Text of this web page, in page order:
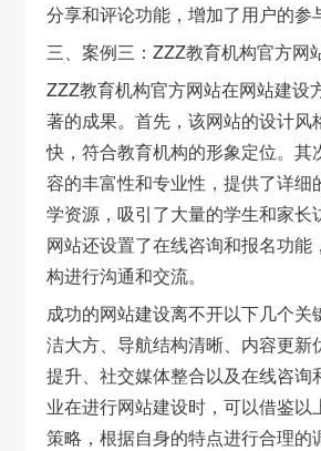
分享和评论功能，增加了用户的参
三、案例三：ZZZ教育机构官方网
ZZZ教育机构官方网站在网站建设
著的成果。首先，该网站的设计风
快，符合教育机构的形象定位。其
容的丰富性和专业性，提供了详细
学资源，吸引了大量的学生和家长
网站还设置了在线咨询和报名功能
构进行沟通和交流。
成功的网站建设离不开以下几个关
洁大方、导航结构清晰、内容更新
提升、社交媒体整合以及在线咨询
业在进行网站建设时，可以借鉴以
策略，根据自身的特点进行合理的